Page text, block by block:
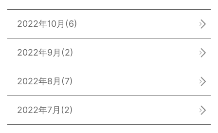
2022年10月 (6)
2022年9月 (2)
2022年8月 (7)
2022年7月 (2)